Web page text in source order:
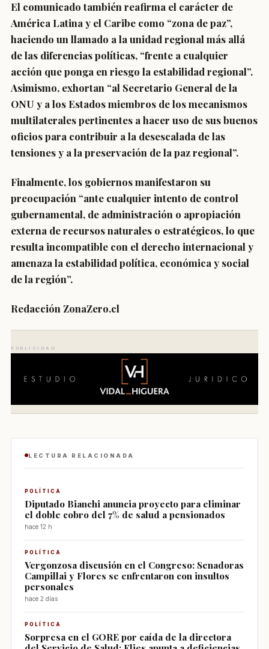
El comunicado también reafirma el carácter de
América Latina y el Caribe como “zona de paz”,
haciendo un llamado a la unidad regional más allá
de las diferencias políticas, “frente a cualquier
acción que ponga en riesgo la estabilidad regional”.
Asimismo, exhortan “al Secretario General de la
ONU y a los Estados miembros de los mecanismos
multilaterales pertinentes a hacer uso de sus buenos
oficios para contribuir a la desescalada de las
tensiones y a la preservación de la paz regional”.
Finalmente, los gobiernos manifestaron su
preocupación “ante cualquier intento de control
gubernamental, de administración o apropiación
externa de recursos naturales o estratégicos, lo que
resulta incompatible con el derecho internacional y
amenaza la estabilidad política, económica y social
de la región”.
Redacción ZonaZero.cl
PUBLICIDAD
LECTURA RELACIONADA
POLÍTICA
Diputado Bianchi anuncia proyecto para eliminar
el doble cobro del 7% de salud a pensionados
hace 12 h
POLÍTICA
Vergonzosa discusión en el Congreso: Senadoras
Campillai y Flores se enfrentaron con insultos
personales
hace 2 días
POLÍTICA
Sorpresa en el GORE por caída de la directora